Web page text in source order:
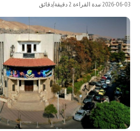
2026-06-03 مدة القراءة 2 دقيقة/دقائق